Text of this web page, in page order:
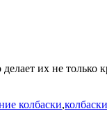
их не
колбаски,колбаски